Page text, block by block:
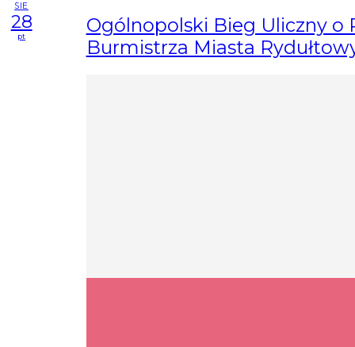
SIE
28
pt
Ogólnopolski Bieg Uliczny o
Burmistrza Miasta